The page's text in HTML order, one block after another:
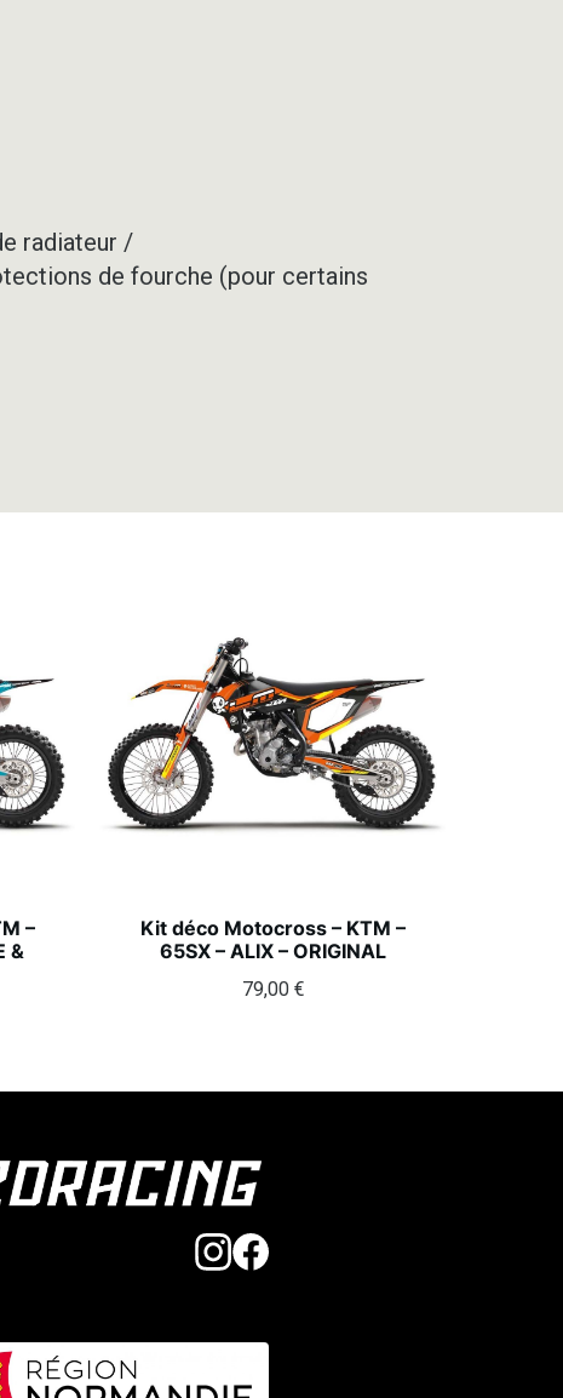
radiateur /
de fourche (pour certains
–
&
Kit déco Motocross – KTM –
65SX – ALIX – ORIGINAL
79,00 €